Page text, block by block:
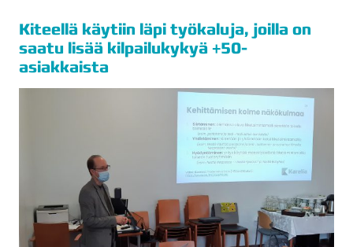
Kiteellä käytiin läpi työkaluja, joilla on
saatu lisää kilpailukykyä +50-
asiakkaista